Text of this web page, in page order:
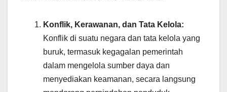
Konflik, Kerawanan, dan Tata Kelola:
Konflik di suatu negara dan tata kelola yang
buruk, termasuk kegagalan pemerintah
dalam mengelola sumber daya dan
menyediakan keamanan, secara langsung